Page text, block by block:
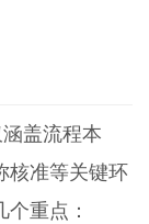
盖流程本
核准等关键环
重点：